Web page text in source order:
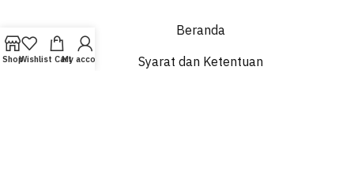
Beranda
Syarat dan Ketentuan
ShopWishlist CartMy account